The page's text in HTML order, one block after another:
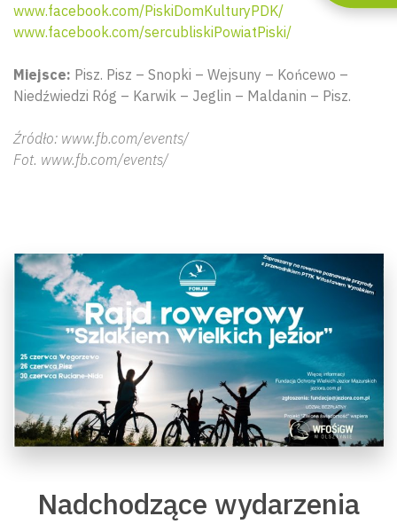
www.facebook.com/PiskiDomKulturyPDK/
www.facebook.com/sercubliskiPowiatPiski/
Miejsce: Pisz. Pisz – Snopki – Wejsuny – Końcewo –
Niedźwiedzi Róg – Karwik – Jeglin – Maldanin – Pisz.
Źródło: www.fb.com/events/
Fot. www.fb.com/events/
Nadchodzące wydarzenia